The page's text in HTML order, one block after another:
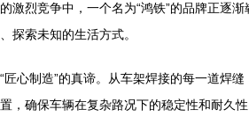
激烈竞争中，一个名为“鸿铁”的品牌正逐
探索未知的生活方式。
匠心制造”的真谛。从车架焊接的每一道焊
，确保车辆在复杂路况下的稳定性和耐久